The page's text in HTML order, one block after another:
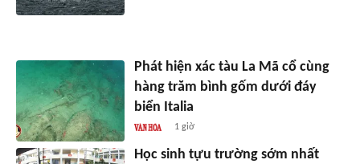
Phát hiện xác tàu La Mã cổ cùng
hàng trăm bình gốm dưới đáy
biển Italia
1 giờ
Học sinh tựu trường sớm nhất